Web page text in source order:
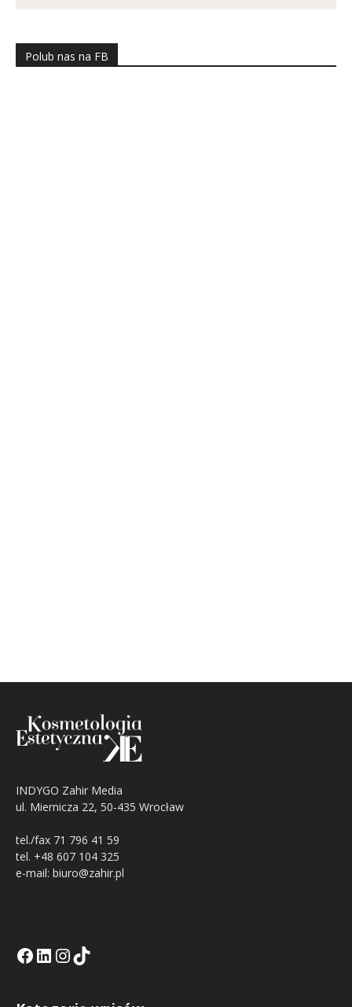
Polub nas na FB
INDYGO Zahir Media
ul. Miernicza 22, 50-435 Wrocław
tel./fax 71 796 41 59
tel. +48 607 104 325
e-mail: biuro@zahir.pl
Facebook
LinkedIn
Tik Tok KEInstagramm KE